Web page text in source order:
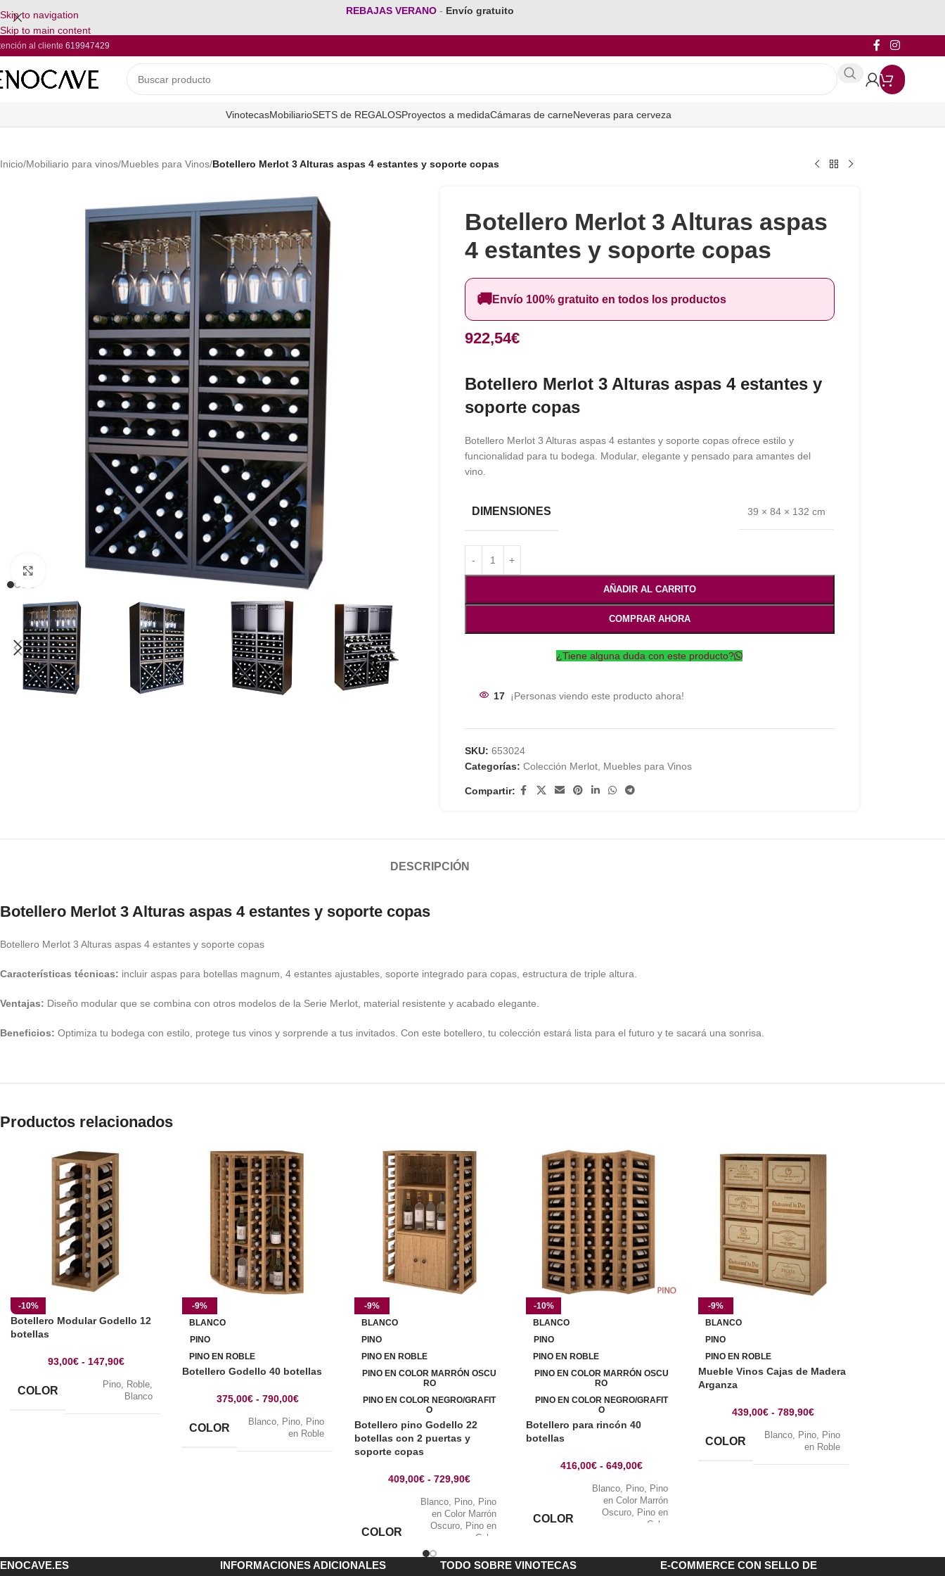
Skip to navigation
Skip to main content
REBAJAS VERANO - Envío gratuito
al cliente 619947429
VinotecasMobiliarioSETS de REGALOSProyectos a medidaCámaras de carneNeveras para cerveza
Inicio/Mobiliario para vinos/Muebles para Vinos/Botellero Merlot 3 Alturas aspas 4 estantes y soporte copas
Clic para ampliar
Botellero Merlot 3 Alturas aspas
4 estantes y soporte copas
🚚Envío 100% gratuito en todos los productos
922,54€
Botellero Merlot 3 Alturas aspas 4 estantes y
soporte copas
Botellero Merlot 3 Alturas aspas 4 estantes y soporte copas ofrece estilo y
funcionalidad para tu bodega. Modular, elegante y pensado para amantes del
vino.
DIMENSIONES 39 × 84 × 132 cm
AÑADIR AL CARRITO
COMPRAR AHORA
¿Tiene alguna duda con este producto?
17 ¡Personas viendo este producto ahora!
SKU: 653024
Categorías: Colección Merlot, Muebles para Vinos
Compartir:
DESCRIPCIÓN
Botellero Merlot 3 Alturas aspas 4 estantes y soporte copas
Botellero Merlot 3 Alturas aspas 4 estantes y soporte copas
Características técnicas: incluir aspas para botellas magnum, 4 estantes ajustables, soporte integrado para copas, estructura de triple altura.
Ventajas: Diseño modular que se combina con otros modelos de la Serie Merlot, material resistente y acabado elegante.
Beneficios: Optimiza tu bodega con estilo, protege tus vinos y sorprende a tus invitados. Con este botellero, tu colección estará lista para el futuro y te sacará una sonrisa.
Productos relacionados
-10%
Botellero Modular Godello 12
botellas
93,00€ - 147,90€
COLOR Pino, Roble,
Blanco
-9%
BLANCO
PINO
PINO EN ROBLE
Botellero Godello 40 botellas
375,00€ - 790,00€
COLOR Blanco, Pino, Pino
en Roble
-9%
BLANCO
PINO
PINO EN ROBLE
PINO EN COLOR MARRÓN OSCU
RO
PINO EN COLOR NEGRO/GRAFIT
O
Botellero pino Godello 22
botellas con 2 puertas y
soporte copas
409,00€ - 729,90€
COLOR
Blanco, Pino, Pino
en Color Marrón
Oscuro, Pino en
Color
Negro/Grafito
en Roble
-10%
BLANCO
PINO
PINO EN ROBLE
PINO EN COLOR MARRÓN OSCU
RO
PINO EN COLOR NEGRO/GRAFIT
O
Botellero para rincón 40
botellas
416,00€ - 649,00€
COLOR
Blanco, Pino, Pino
en Color Marrón
Oscuro, Pino en
Color
-9%
BLANCO
PINO
PINO EN ROBLE
Mueble Vinos Cajas de Madera
Arganza
439,00€ - 789,90€
COLOR Blanco, Pino, Pino
en Roble
ENOCAVE.ES INFORMACIONES ADICIONALES TODO SOBRE VINOTECAS
E-COMMERCE CON SELLO DE